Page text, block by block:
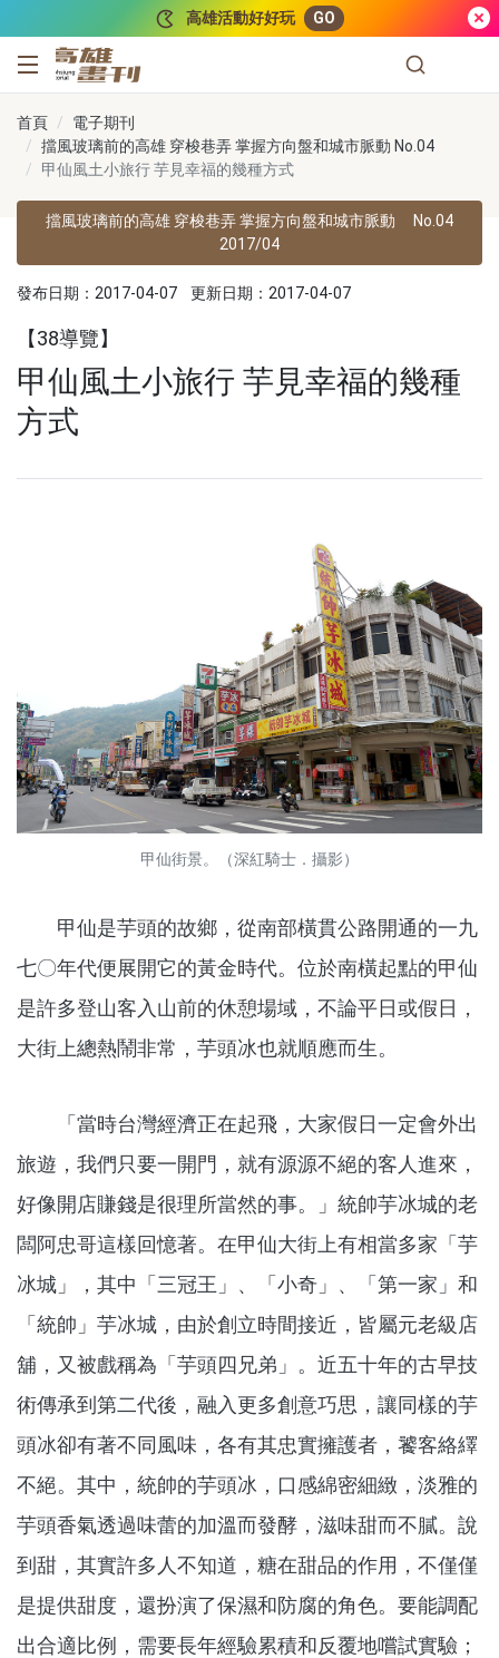
高雄活動好好玩 GO
高雄畫刊
首頁
電子期刊
擋風玻璃前的高雄 穿梭巷弄 掌握方向盤和城市脈動 No.04
甲仙風土小旅行 芋見幸福的幾種方式
擋風玻璃前的高雄 穿梭巷弄 掌握方向盤和城市脈動
No.04
2017/04
發布日期：2017-04-07 更新日期：2017-04-07
【38導覽】
甲仙風土小旅行 芋見幸福的幾種
方式
甲仙街景。（深紅騎士．攝影）
甲仙是芋頭的故鄉，從南部橫貫公路開通的一九
七〇年代便展開它的黃金時代。位於南橫起點的甲仙
是許多登山客入山前的休憩場域，不論平日或假日，
大街上總熱鬧非常，芋頭冰也就順應而生。
「當時台灣經濟正在起飛，大家假日一定會外出
旅遊，我們只要一開門，就有源源不絕的客人進來，
好像開店賺錢是很理所當然的事。」統帥芋冰城的老
闆阿忠哥這樣回憶著。在甲仙大街上有相當多家「芋
冰城」，其中「三冠王」、「小奇」、「第一家」和
「統帥」芋冰城，由於創立時間接近，皆屬元老級店
舖，又被戲稱為「芋頭四兄弟」。近五十年的古早技
術傳承到第二代後，融入更多創意巧思，讓同樣的芋
頭冰卻有著不同風味，各有其忠實擁護者，饕客絡繹
不絕。其中，統帥的芋頭冰，口感綿密細緻，淡雅的
芋頭香氣透過味蕾的加溫而發酵，滋味甜而不膩。說
到甜，其實許多人不知道，糖在甜品的作用，不僅僅
是提供甜度，還扮演了保濕和防腐的角色。要能調配
出合適比例，需要長年經驗累積和反覆地嚐試實驗；